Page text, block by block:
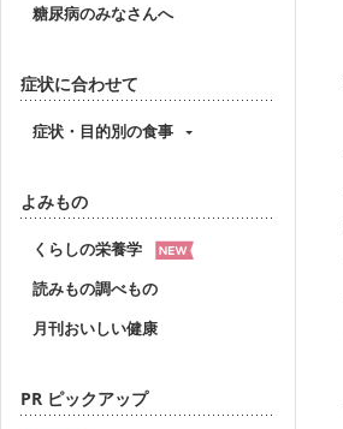
糖尿病のみなさんへ
症状に合わせて
症状・目的別の食事
よみもの
くらしの栄養学
読みもの調べもの
月刊おいしい健康
PR ピックアップ